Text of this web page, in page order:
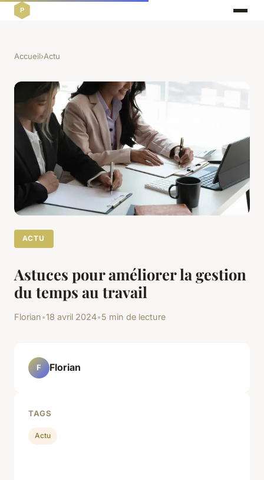
Accueil›Actu
ACTU
Astuces pour améliorer la gestion
du temps au travail
Florian•18 avril 2024•5 min de lecture
F Florian
TAGS
Actu